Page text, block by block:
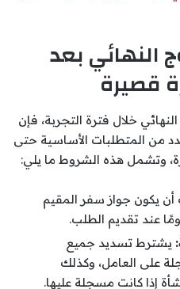
النهائي بعد
قصيرة
خلال فترة التجربة، فإن
من المتطلبات الأساسية حتى
وتشمل هذه الشروط ما يلي:
يكون جواز سفر المقيم
يشترط تسديد جميع
على العامل، وكذلك
إذا كانت مسجلة عليها.